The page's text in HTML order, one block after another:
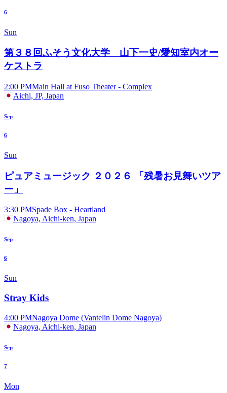
6
Sun
第３８回ふそう文化大学 山下一史/愛知室内オー
ケストラ
2:00 PMMain Hall at Fuso Theater - Complex
Aichi, JP, Japan
Sep
6
Sun
ピュアミュージック ２０２６ 「残暑お見舞いツア
ー」
3:30 PMSpade Box - Heartland
Nagoya, Aichi-ken, Japan
Sep
6
Sun
Stray Kids
4:00 PMNagoya Dome (Vantelin Dome Nagoya)
Nagoya, Aichi-ken, Japan
Sep
7
Mon